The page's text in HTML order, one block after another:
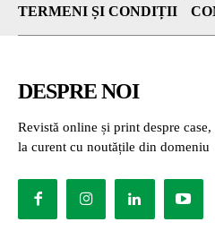
TERMENI ȘI CONDIȚII
DESPRE NOI
Revistă online și print despre
la curent cu noutățile din domeniu